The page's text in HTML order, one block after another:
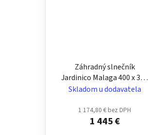
Záhradný slnečník
Jardinico Malaga 400 x 300
cm - obdĺžnikový,
Skladom u dodavatela
1 174,80 € bez DPH
1 445 €